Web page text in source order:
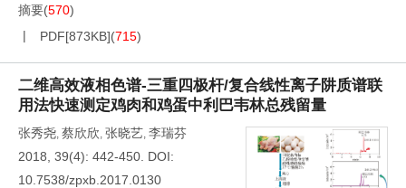
摘要(570)
PDF[873KB](715)
二维高效液相色谱-三重四极杆/复合线性离子阱质谱联
用法快速测定鸡肉和鸡蛋中利巴韦林总残留量
张秀尧, 蔡欣欣, 张晓艺, 李瑞芬
2018, 39(4): 442-450. DOI:
10.7538/zpxb.2017.0130